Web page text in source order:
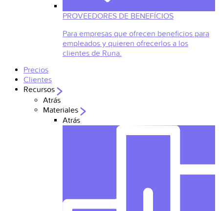
PROVEEDORES DE BENEFÍCIOS
Para empresas que ofrecen beneficios para
empleados y quieren ofrecerlos a los
clientes de Runa.
Precios
Clientes
Recursos
Atrás
Materiales
Atrás